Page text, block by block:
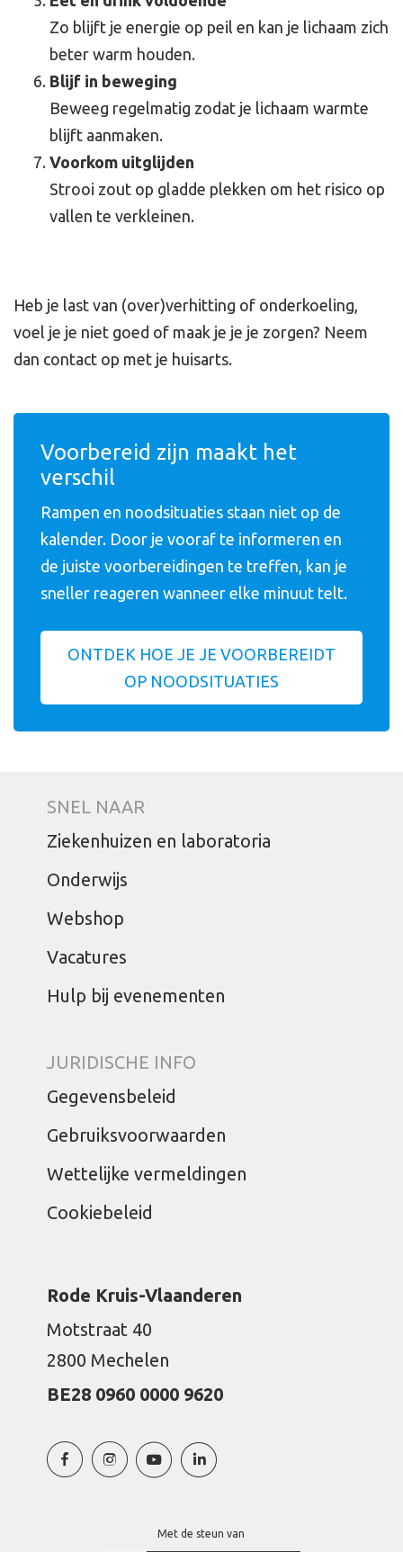
Zo blijft je energie op peil en kan je lichaam zich
beter warm houden.
Blijf in beweging
Beweeg regelmatig zodat je lichaam warmte
blijft aanmaken.
Voorkom uitglijden
Strooi zout op gladde plekken om het risico op
vallen te verkleinen.
Heb je last van (over)verhitting of onderkoeling,
voel je je niet goed of maak je je je zorgen? Neem
dan contact op met je huisarts.
Voorbereid zijn maakt het
verschil
Rampen en noodsituaties staan niet op de
kalender. Door je vooraf te informeren en
de juiste voorbereidingen te treffen, kan je
sneller reageren wanneer elke minuut telt.
ONTDEK HOE JE JE VOORBEREIDT
OP NOODSITUATIES
SNEL NAAR
Ziekenhuizen en laboratoria
Onderwijs
Webshop
Vacatures
Hulp bij evenementen
JURIDISCHE INFO
Gegevensbeleid
Gebruiksvoorwaarden
Wettelijke vermeldingen
Cookiebeleid
Rode Kruis-Vlaanderen
Motstraat 40
2800 Mechelen
BE28 0960 0000 9620
Met de steun van